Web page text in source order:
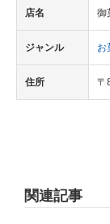
店名 御
ジャンル お
住所 〒
関連記事